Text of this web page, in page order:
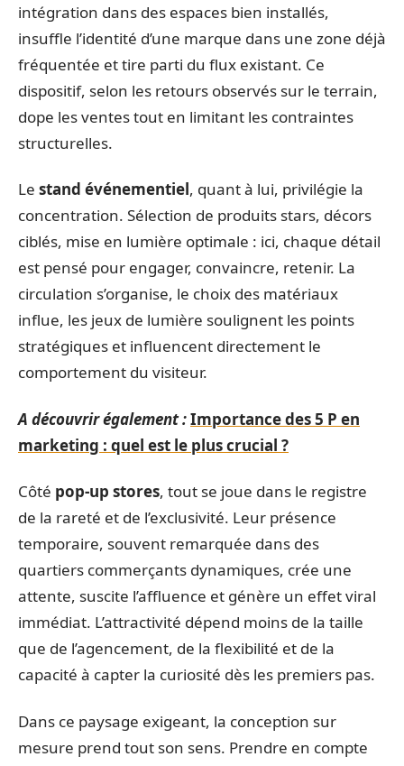
intégration dans des espaces bien installés,
insuffle l’identité d’une marque dans une zone déjà
fréquentée et tire parti du flux existant. Ce
dispositif, selon les retours observés sur le terrain,
dope les ventes tout en limitant les contraintes
structurelles.
Le stand événementiel, quant à lui, privilégie la
concentration. Sélection de produits stars, décors
ciblés, mise en lumière optimale : ici, chaque détail
est pensé pour engager, convaincre, retenir. La
circulation s’organise, le choix des matériaux
influe, les jeux de lumière soulignent les points
stratégiques et influencent directement le
comportement du visiteur.
A découvrir également :Importance des 5 P en
marketing : quel est le plus crucial ?
Côté pop-up stores, tout se joue dans le registre
de la rareté et de l’exclusivité. Leur présence
temporaire, souvent remarquée dans des
quartiers commerçants dynamiques, crée une
attente, suscite l’affluence et génère un effet viral
immédiat. L’attractivité dépend moins de la taille
que de l’agencement, de la flexibilité et de la
capacité à capter la curiosité dès les premiers pas.
Dans ce paysage exigeant, la conception sur
mesure prend tout son sens. Prendre en compte